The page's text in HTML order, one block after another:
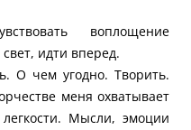
воплощение
идти вперед.
О чем угодно. Творить.
меня охватывает
Мысли, эмоции